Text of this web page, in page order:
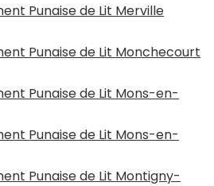
Punaise de Lit Merville
Punaise de Lit Monchecourt
Punaise de Lit Mons-en-
Punaise de Lit Mons-en-
Punaise de Lit Montigny-